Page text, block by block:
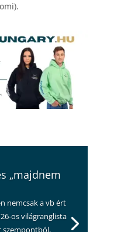
„majdnem
nemcsak a vb ért
os világranglista